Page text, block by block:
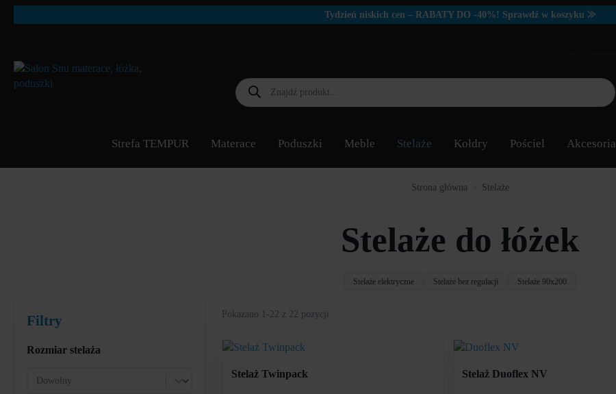
Tydzień niskich cen – RABATY DO -40%! Sprawdź w koszyku ⨠
Wyszukiwarka
produktów
Strefa TEMPUR Materace Poduszki Meble Stelaże Kołdry Pościel Akcesoria
Strona główna Stelaże
Stelaże do łóżek
Stelaże elektryczne Stelaże bez regulacji Stelaże 90x200
Filtry
Rozmiar stelaża
Rozmiar stelaża
Rozmiar stelaża
Pokazano 1-22 z 22 pozycji
Stelaż Twinpack Stelaż Duoflex NV